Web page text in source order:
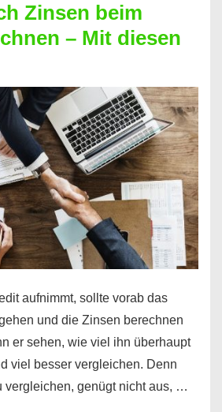
Zinsen beim
– Mit diesen
aufnimmt, sollte vorab das
und die Zinsen berechnen
er sehen, wie viel ihn überhaupt
viel besser vergleichen. Denn
vergleichen, genügt nicht aus, …